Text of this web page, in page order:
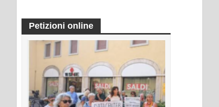
Petizioni online